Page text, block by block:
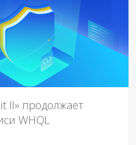
II» продолжает
WHQL